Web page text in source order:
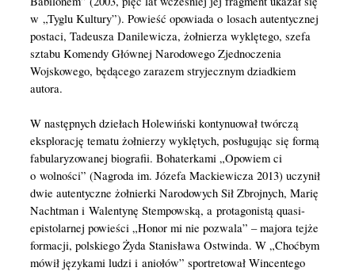
w „Tyglu Kultury”). Powieść opowiada o losach autentycznej
postaci, Tadeusza Danilewicza, żołnierza wyklętego, szefa
sztabu Komendy Głównej Narodowego Zjednoczenia
Wojskowego, będącego zarazem stryjecznym dziadkiem
autora.
W następnych dziełach Holewiński kontynuował twórczą
eksplorację tematu żołnierzy wyklętych, posługując się formą
fabularyzowanej biografii. Bohaterkami „Opowiem ci
o wolności” (Nagroda im. Józefa Mackiewicza 2013) uczynił
dwie autentyczne żołnierki Narodowych Sił Zbrojnych, Marię
Nachtman i Walentynę Stempowską, a protagonistą quasi-
epistolarnej powieści „Honor mi nie pozwala” – majora tejże
formacji, polskiego Żyda Stanisława Ostwinda. W „Choćbym
mówił językami ludzi i aniołów” sportretował Wincentego